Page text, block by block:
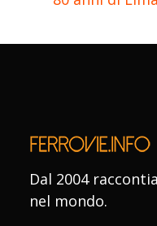
Dal 2004
nel mondo.